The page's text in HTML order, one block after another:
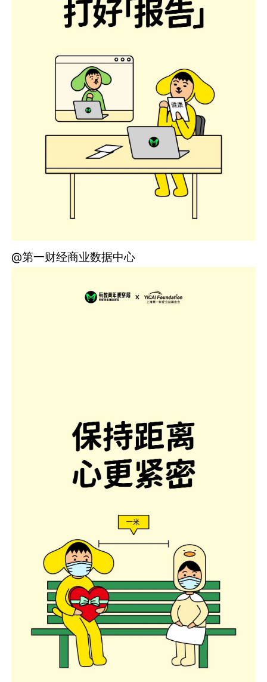
@第一财经商业数据中心